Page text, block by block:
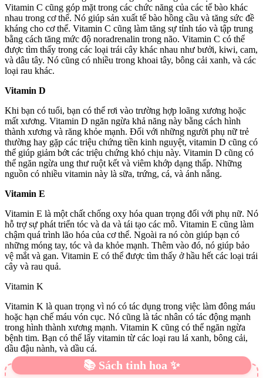
Vitamin C cũng góp mặt trong các chức năng của các tế bào khác
nhau trong cơ thể. Nó giúp sản xuất tế bào hồng cầu và tăng sức đề
kháng cho cơ thể. Vitamin C cũng làm tăng sự tỉnh táo và tập trung
bằng cách tăng mức độ noradrenalin trong não. Vitamin C có thể
được tìm thấy trong các loại trái cây khác nhau như bưởi, kiwi, cam,
và dâu tây. Nó cũng có nhiều trong khoai tây, bông cải xanh, và các
loại rau khác.
Vitamin D
Khi bạn có tuổi, bạn có thể rơi vào trường hợp loãng xương hoặc
mất xương. Vitamin D ngăn ngừa khả năng này bằng cách hình
thành xương và răng khỏe mạnh. Đối với những người phụ nữ trẻ
thường hay gặp các triệu chứng tiền kinh nguyệt, vitamin D cũng có
thể giúp giảm bớt các triệu chứng khó chịu này. Vitamin D cũng có
thể ngăn ngừa ung thư ruột kết và viêm khớp dạng thấp. Những
nguồn có nhiều vitamin này là sữa, trứng, cá, và ánh nắng.
Vitamin E
Vitamin E là một chất chống oxy hóa quan trọng đối với phụ nữ. Nó
hỗ trợ sự phát triển tóc và da và tái tạo các mô. Vitamin E cũng làm
chậm quá trình lão hóa của cơ thể. Ngoài ra nó còn giúp bạn có
những móng tay, tóc và da khỏe mạnh. Thêm vào đó, nó giúp bảo
vệ mắt và gan. Vitamin E có thể được tìm thấy ở hầu hết các loại trái
cây và rau quả.
Vitamin K
Vitamin K là quan trọng vì nó có tác dụng trong việc làm đông máu
hoặc hạn chế máu vón cục. Nó cũng là tác nhân có tác động mạnh
trong hình thành xương mạnh. Vitamin K cũng có thể ngăn ngừa
bệnh tim. Bạn có thể lấy vitamin từ các loại rau lá xanh, bông cải,
dầu đậu nành, và dầu cá.
📚 Sách tinh hoa ✨